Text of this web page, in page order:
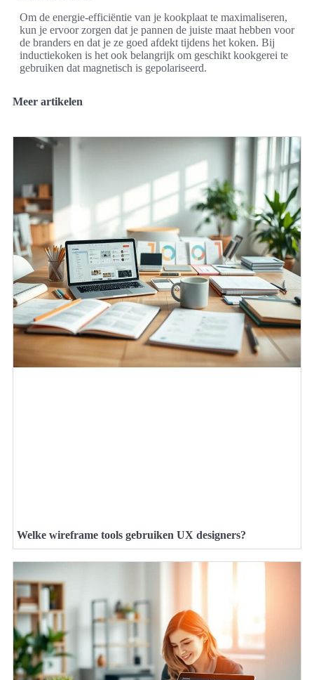
Om de energie-efficiëntie van je kookplaat te maximaliseren,
kun je ervoor zorgen dat je pannen de juiste maat hebben voor
de branders en dat je ze goed afdekt tijdens het koken. Bij
inductiekoken is het ook belangrijk om geschikt kookgerei te
gebruiken dat magnetisch is gepolariseerd.
Meer artikelen
Welke wireframe tools gebruiken UX designers?